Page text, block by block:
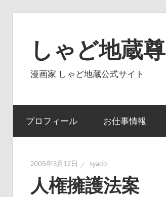
ス
ッ
しゃど地蔵尊
漫画家 しゃど地蔵公式サイト
プロフィール お仕事情報
2005年3月12日 syado
人権擁護法案